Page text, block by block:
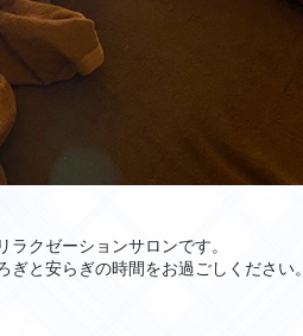
クゼーションサロンです。
と安らぎの時間をお過ごしください。